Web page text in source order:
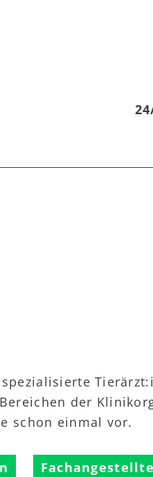
der
schon einmal vor.
Fachangestellte